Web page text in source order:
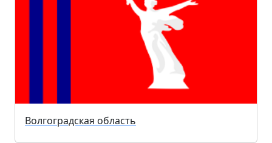
Волгоградская область